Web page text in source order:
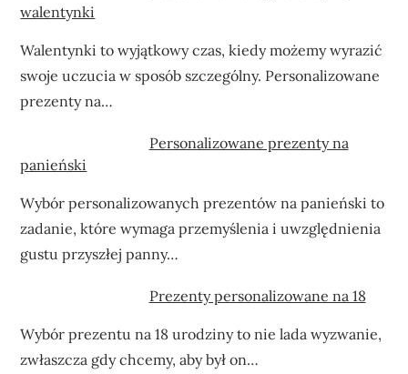
walentynki
Walentynki to wyjątkowy czas, kiedy możemy wyrazić
swoje uczucia w sposób szczególny. Personalizowane
prezenty na…
Personalizowane prezenty na
panieński
Wybór personalizowanych prezentów na panieński to
zadanie, które wymaga przemyślenia i uwzględnienia
gustu przyszłej panny…
Prezenty personalizowane na 18
Wybór prezentu na 18 urodziny to nie lada wyzwanie,
zwłaszcza gdy chcemy, aby był on…